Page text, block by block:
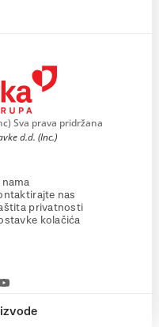
Sva prava pridržana
d.d. (Inc.)
nama
nas
privatnosti
kolačića